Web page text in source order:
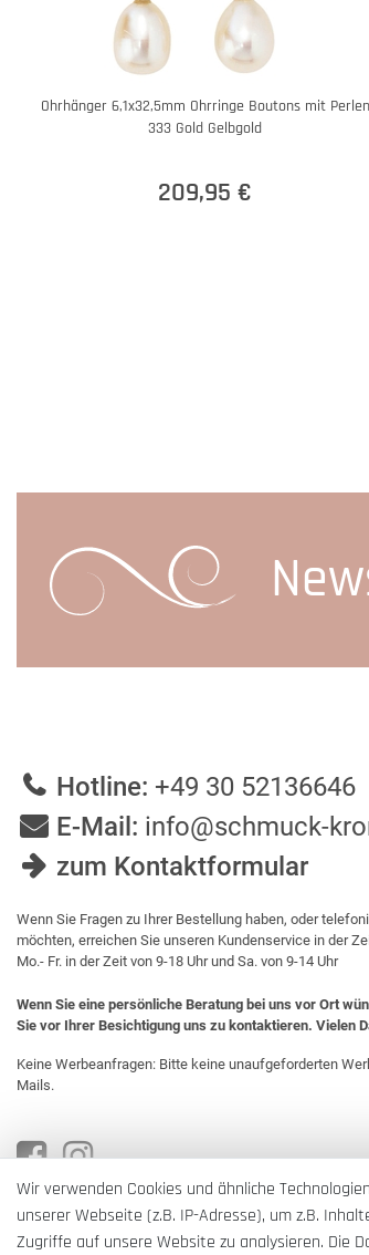
Ohrhänger 6,1x32,5mm Ohrringe Boutons mit Perlen
333 Gold Gelbgold
209,95 €
Hotline: +49 30 52136646
E-Mail: info@schmuck-
zum Kontaktformular
Wenn Sie Fragen zu Ihrer Bestellung haben, oder
möchten, erreichen Sie unseren Kundenservice in der
Mo.- Fr. in der Zeit von 9-18 Uhr und Sa. von 9-14 Uhr
Wenn Sie eine persönliche Beratung bei uns vor Ort
Sie vor Ihrer Besichtigung uns zu kontaktieren. Vielen
Keine Werbeanfragen: Bitte keine unaufgeforderten
Mails.
Wir verwenden Cookies und ähnliche
unserer Webseite (z.B. IP-Adresse), um z.B.
Zugriffe auf unsere Website zu analysieren. Die